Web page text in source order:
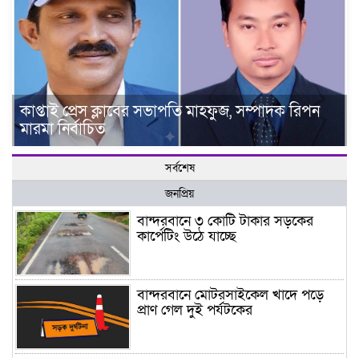
কাপ্তাই প্রেস ক্লাবের সভাপতি মাহফুজ, সম্পাদক রিপন
মারমা নির্বাচিত
সর্বশেষ
জনপ্রিয়
বান্দরবানে ৩ কোটি টাকার সড়কের
কার্পেটিং উঠে যাচ্ছে
বান্দরবানে মোটরসাইকেল খাদে পড়ে
প্রাণ গেল দুই পর্যটকের